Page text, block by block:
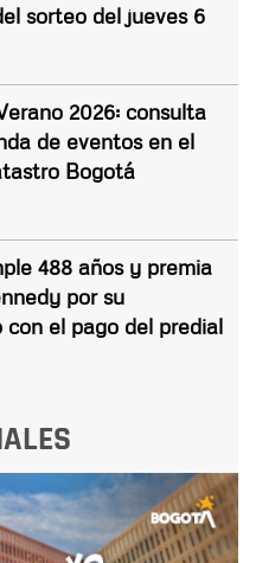
sorteo del jueves 6
2026: consulta
de eventos en el
Bogotá
488 años y premia
por su
con el pago del predial